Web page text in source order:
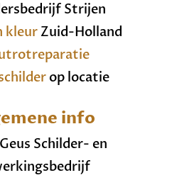
Strijen
kleurZuid-Holland
op locatie
info
Schilder- en